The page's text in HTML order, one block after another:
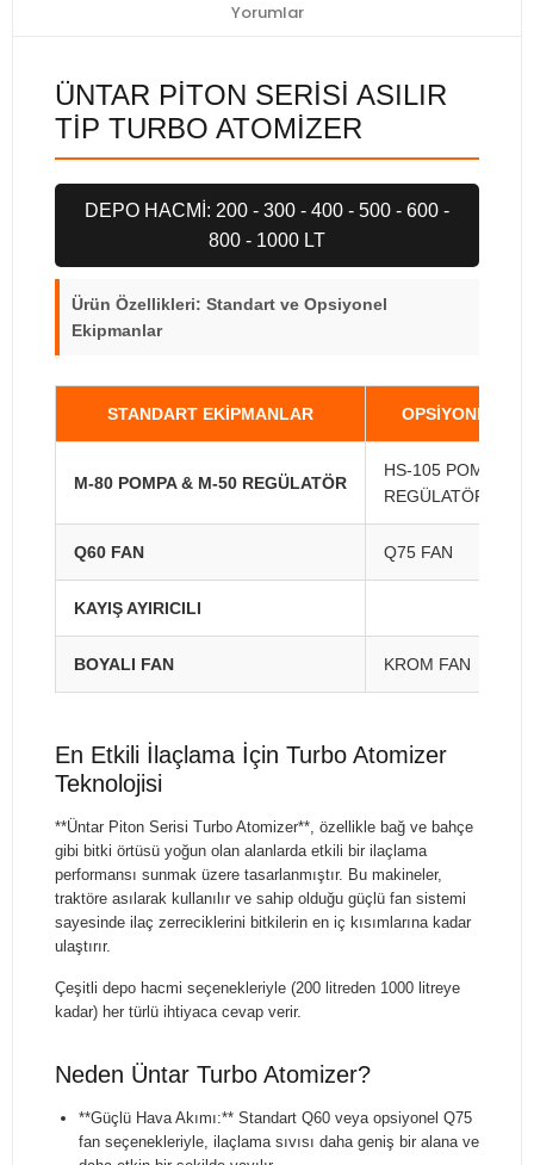
Yorumlar
ÜNTAR PİTON SERİSİ ASILIR
TİP TURBO ATOMİZER
DEPO HACMİ: 200 - 300 - 400 - 500 - 600 -
800 - 1000 LT
Ürün Özellikleri: Standart ve Opsiyonel
Ekipmanlar
STANDART EKİPMANLAR OPSİYONEL
M-80 POMPA & M-50 REGÜLATÖR
HS-105 POMPA &
REGÜLATÖR
Q60 FAN Q75 FAN
KAYIŞ AYIRICILI
BOYALI FAN KROM FAN
En Etkili İlaçlama İçin Turbo Atomizer
Teknolojisi
**Üntar Piton Serisi Turbo Atomizer**, özellikle bağ ve bahçe
gibi bitki örtüsü yoğun olan alanlarda etkili bir ilaçlama
performansı sunmak üzere tasarlanmıştır. Bu makineler,
traktöre asılarak kullanılır ve sahip olduğu güçlü fan sistemi
sayesinde ilaç zerreciklerini bitkilerin en iç kısımlarına kadar
ulaştırır.
Çeşitli depo hacmi seçenekleriyle (200 litreden 1000 litreye
kadar) her türlü ihtiyaca cevap verir.
Neden Üntar Turbo Atomizer?
**Güçlü Hava Akımı:** Standart Q60 veya opsiyonel Q75
fan seçenekleriyle, ilaçlama sıvısı daha geniş bir alana ve